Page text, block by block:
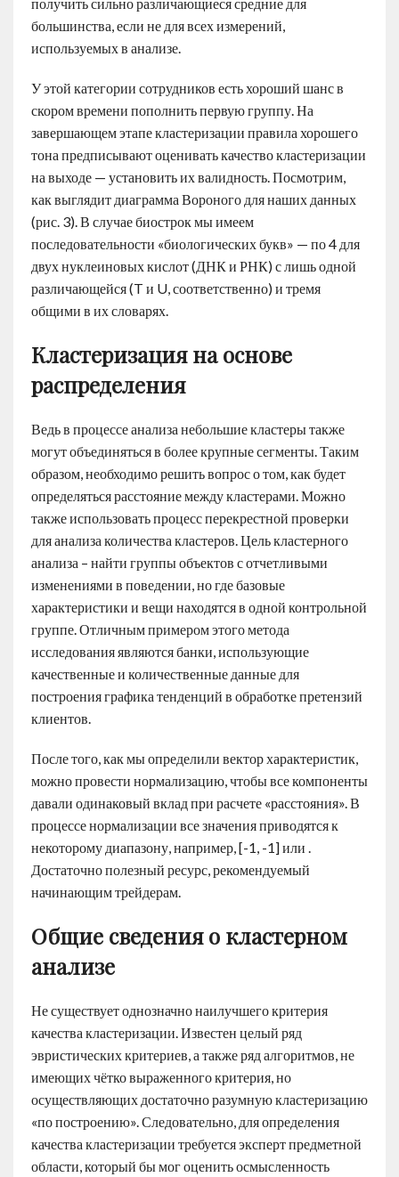
большинства, если не для всех измерений,
используемых в анализе.
У этой категории сотрудников есть хороший шанс в
скором времени пополнить первую группу. На
завершающем этапе кластеризации правила хорошего
тона предписывают оценивать качество кластеризации
на выходе — установить их валидность. Посмотрим,
как выглядит диаграмма Вороного для наших данных
(рис. 3). В случае биострок мы имеем
последовательности «биологических букв» — по 4 для
двух нуклеиновых кислот (ДНК и РНК) с лишь одной
различающейся (T и U, соответственно) и тремя
общими в их словарях.
Кластеризация на основе
распределения
Ведь в процессе анализа небольшие кластеры также
могут объединяться в более крупные сегменты. Таким
образом, необходимо решить вопрос о том, как будет
определяться расстояние между кластерами. Можно
также использовать процесс перекрестной проверки
для анализа количества кластеров. Цель кластерного
анализа – найти группы объектов с отчетливыми
изменениями в поведении, но где базовые
характеристики и вещи находятся в одной контрольной
группе. Отличным примером этого метода
исследования являются банки, использующие
качественные и количественные данные для
построения графика тенденций в обработке претензий
клиентов.
После того, как мы определили вектор характеристик,
можно провести нормализацию, чтобы все компоненты
давали одинаковый вклад при расчете «расстояния». В
процессе нормализации все значения приводятся к
некоторому диапазону, например, [-1, -1] или .
Достаточно полезный ресурс, рекомендуемый
начинающим трейдерам.
Общие сведения о кластерном
анализе
Не существует однозначно наилучшего критерия
качества кластеризации. Известен целый ряд
эвристических критериев, а также ряд алгоритмов, не
имеющих чётко выраженного критерия, но
осуществляющих достаточно разумную кластеризацию
«по построению». Следовательно, для определения
качества кластеризации требуется эксперт предметной
области, который бы мог оценить осмысленность